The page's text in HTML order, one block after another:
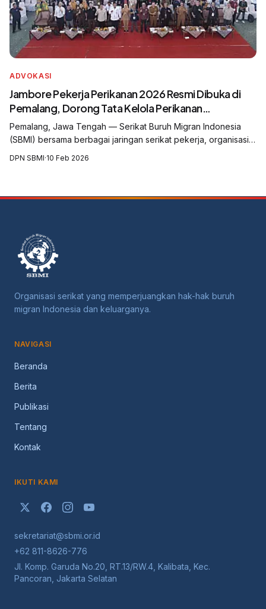
ADVOKASI
Jambore Pekerja Perikanan 2026 Resmi Dibuka di
Pemalang, Dorong Tata Kelola Perikanan
Berkeadilan dan Pelindungan Pekerja
Pemalang, Jawa Tengah — Serikat Buruh Migran Indonesia
(SBMI) bersama berbagai jaringan serikat pekerja, organisasi
DPN SBMI·10 Feb 2026
Organisasi serikat yang memperjuangkan hak-hak buruh
migran Indonesia dan keluarganya.
NAVIGASI
Beranda
Berita
Publikasi
Tentang
Kontak
IKUTI KAMI
sekretariat@sbmi.or.id
+62 811-8626-776
Jl. Komp. Garuda No.20, RT.13/RW.4, Kalibata, Kec.
Pancoran, Jakarta Selatan